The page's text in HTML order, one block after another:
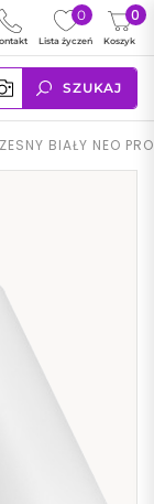
SZUKAJ
0
Koszyk
0
Lista życzeń
BIAŁY NEO PRO